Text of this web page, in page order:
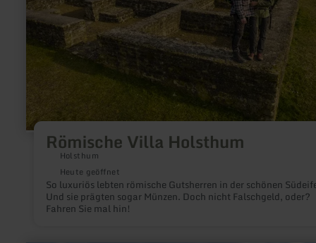
Römische Villa Holsthum
Holsthum
Heute geöffnet
So luxuriös lebten römische Gutsherren in der schönen
Und sie prägten sogar Münzen. Doch nicht Falschgeld, oder?
Fahren Sie mal hin!